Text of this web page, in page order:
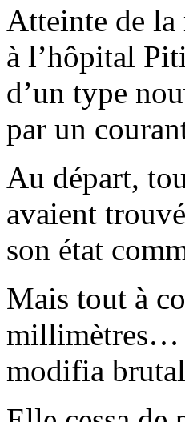
Atteinte de la
à l’hôpital
d’un type
par un
Au départ,
avaient
son état
Mais tout à
millimètres…
modifia